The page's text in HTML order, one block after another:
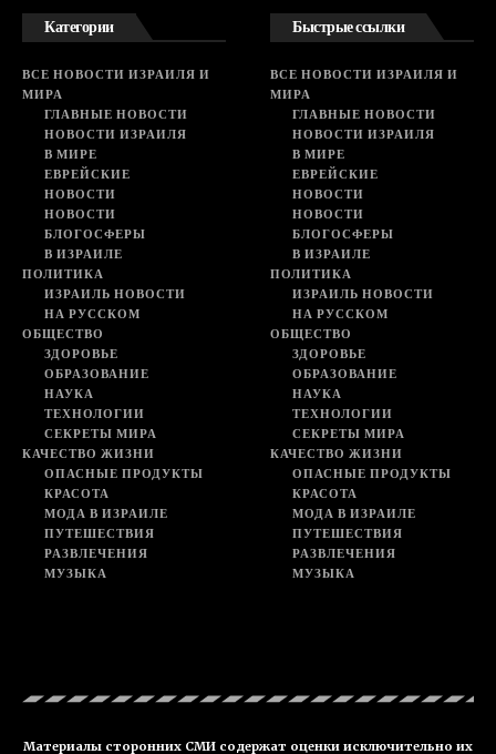
Категории
ВСЕ НОВОСТИ ИЗРАИЛЯ И
МИРА
ГЛАВНЫЕ НОВОСТИ
НОВОСТИ ИЗРАИЛЯ
В МИРЕ
ЕВРЕЙСКИЕ
НОВОСТИ
НОВОСТИ
БЛОГОСФЕРЫ
В ИЗРАИЛЕ
ПОЛИТИКА
ИЗРАИЛЬ НОВОСТИ
НА РУССКОМ
ОБЩЕСТВО
ЗДОРОВЬЕ
ОБРАЗОВАНИЕ
НАУКА
ТЕХНОЛОГИИ
СЕКРЕТЫ МИРА
КАЧЕСТВО ЖИЗНИ
ОПАСНЫЕ ПРОДУКТЫ
КРАСОТА
МОДА В ИЗРАИЛЕ
ПУТЕШЕСТВИЯ
РАЗВЛЕЧЕНИЯ
МУЗЫКА
Быстрые ссылки
ВСЕ НОВОСТИ ИЗРАИЛЯ И
МИРА
ГЛАВНЫЕ НОВОСТИ
НОВОСТИ ИЗРАИЛЯ
В МИРЕ
ЕВРЕЙСКИЕ
НОВОСТИ
НОВОСТИ
БЛОГОСФЕРЫ
В ИЗРАИЛЕ
ПОЛИТИКА
ИЗРАИЛЬ НОВОСТИ
НА РУССКОМ
ОБЩЕСТВО
ЗДОРОВЬЕ
ОБРАЗОВАНИЕ
НАУКА
ТЕХНОЛОГИИ
СЕКРЕТЫ МИРА
КАЧЕСТВО ЖИЗНИ
ОПАСНЫЕ ПРОДУКТЫ
КРАСОТА
МОДА В ИЗРАИЛЕ
ПУТЕШЕСТВИЯ
РАЗВЛЕЧЕНИЯ
МУЗЫКА
Материалы сторонних СМИ содержат оценки исключительно их